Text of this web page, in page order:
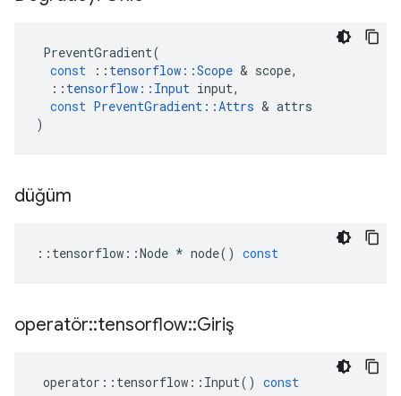
PreventGradient(
const
:: tensorflow ::Scope & scope,
:: tensorflow :: Input input,
const PreventGradient ::Attrs & attrs
)
düğüm
:: tensorflow ::Node * node() const
operatör::tensorflow::Giriş
operator :: tensorflow :: Input() const